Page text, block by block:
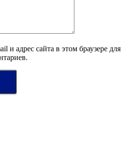
и адрес сайта в этом браузере для